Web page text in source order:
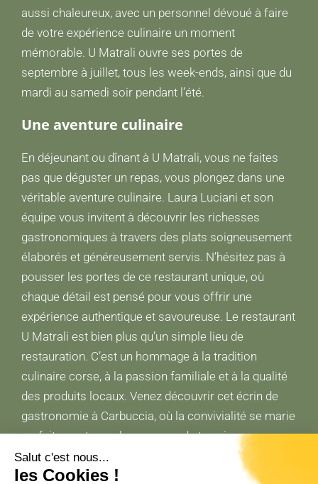
Salut c'est nous...
les Cookies !
aussi chaleureux, avec un personnel dévoué à faire
de votre expérience culinaire un moment
mémorable. U Matrali ouvre ses portes de
septembre à juillet, tous les week-ends, ainsi que du
mardi au samedi soir pendant l’été.
Une aventure culinaire
En déjeunant ou dînant à U Matrali, vous ne faites
pas que déguster un repas, vous plongez dans une
véritable aventure culinaire. Laura Luciani et son
équipe vous invitent à découvrir les richesses
gastronomiques à travers des plats soigneusement
élaborés et généreusement servis. N’hésitez pas à
pousser les portes de ce restaurant unique, où
chaque détail est pensé pour vous offrir une
expérience authentique et savoureuse. Le restaurant
U Matrali est bien plus qu’un simple lieu de
restauration. C’est un hommage à la tradition
culinaire corse, à la passion familiale et à la qualité
des produits locaux. Venez découvrir cet écrin de
gastronomie à Carbuccia, où la convivialité se marie
parfaitement avec les saveurs du terroir.